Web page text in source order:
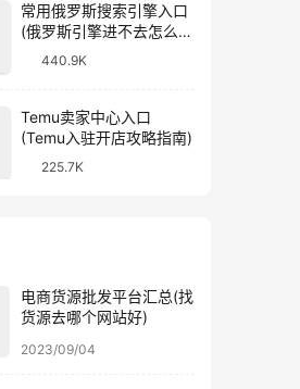
常用俄罗斯搜索引擎入口
(俄罗斯引擎进不去怎么
440.9K
Temu卖家中心入口
(Temu入驻开店攻略指南)
225.7K
电商货源批发平台汇总(找
货源去哪个网站好)
2023/09/04